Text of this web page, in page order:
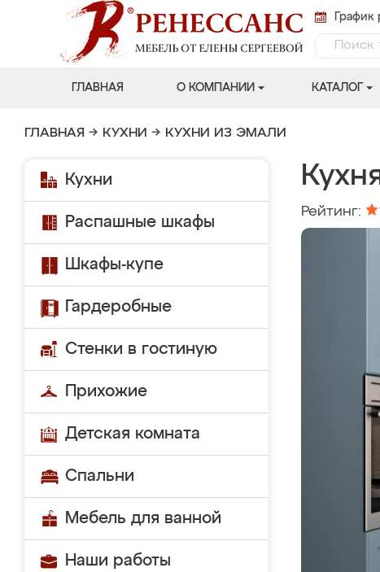
ГЛАВНАЯ О КОМПАНИИ КАТАЛОГ
ГЛАВНАЯ → КУХНИ → КУХНИ ИЗ ЭМАЛИ
Кухни
Распашные шкафы
Шкафы-купе
Гардеробные
Стенки в гостиную
Прихожие
Детская комната
Спальни
Мебель для ванной
Наши работы
Рейтинг: